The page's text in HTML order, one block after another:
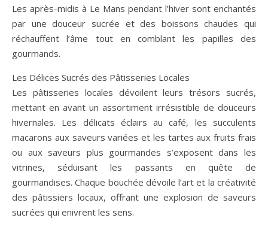
Les après-midis à Le Mans pendant l’hiver sont enchantés
par une douceur sucrée et des boissons chaudes qui
réchauffent l’âme tout en comblant les papilles des
gourmands.
Les Délices Sucrés des Pâtisseries Locales
Les pâtisseries locales dévoilent leurs trésors sucrés,
mettant en avant un assortiment irrésistible de douceurs
hivernales. Les délicats éclairs au café, les succulents
macarons aux saveurs variées et les tartes aux fruits frais
ou aux saveurs plus gourmandes s’exposent dans les
vitrines, séduisant les passants en quête de
gourmandises. Chaque bouchée dévoile l’art et la créativité
des pâtissiers locaux, offrant une explosion de saveurs
sucrées qui enivrent les sens.